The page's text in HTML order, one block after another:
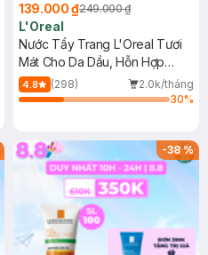
139.000 ₫249.000 ₫
L'Oreal
Nước Tẩy Trang L'Oreal Tươi
Mát Cho Da Dầu, Hỗn Hợp
400ml
4.8 (298)
2.0k/tháng
30%
-38%